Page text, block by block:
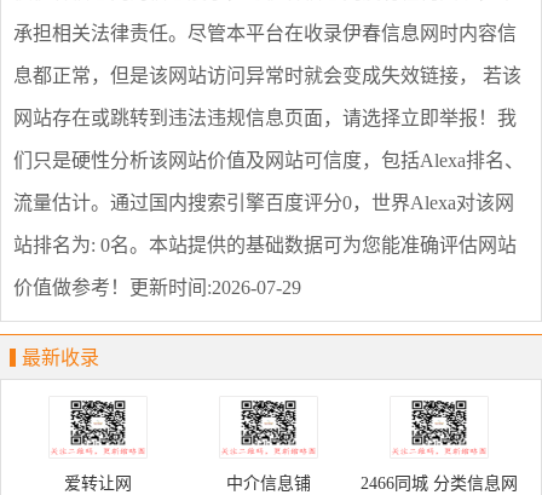
承担相关法律责任。尽管本平台在收录伊春信息网 时内容信
息都正常，但是该网站访问异常时就会变成失效链接， 若该
网站存在或跳转到违法违规信息页面，请选择立即举报 ！我
们只是硬性分析该网站价值及网站可信度，包括Alexa排名、
流量估计。通过国内搜索引擎百度评分0，世界Alexa对该网
站排名为: 0名。本站提供的基础数据可为您能准确评估网站
价值做参考！ 更新时间:2026-07-29
最新收录
爱转让网 中介信息铺 2466同城 分类信息网